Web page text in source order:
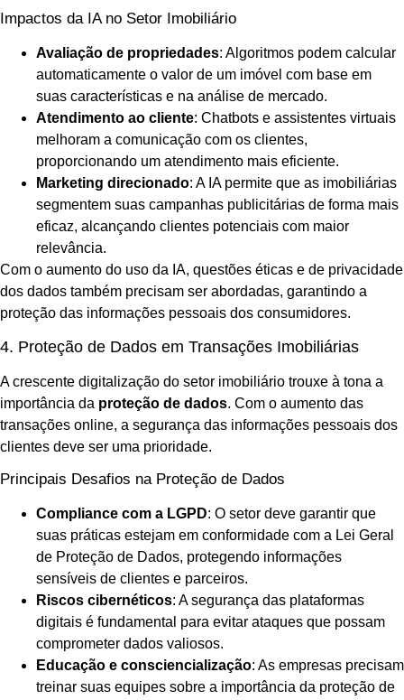
Impactos da IA no Setor Imobiliário
Avaliação de propriedades: Algoritmos podem calcular
automaticamente o valor de um imóvel com base em
suas características e na análise de mercado.
Atendimento ao cliente: Chatbots e assistentes virtuais
melhoram a comunicação com os clientes,
proporcionando um atendimento mais eficiente.
Marketing direcionado: A IA permite que as imobiliárias
segmentem suas campanhas publicitárias de forma mais
eficaz, alcançando clientes potenciais com maior
relevância.
Com o aumento do uso da IA, questões éticas e de privacidade
dos dados também precisam ser abordadas, garantindo a
proteção das informações pessoais dos consumidores.
4. Proteção de Dados em Transações Imobiliárias
A crescente digitalização do setor imobiliário trouxe à tona a
importância da proteção de dados. Com o aumento das
transações online, a segurança das informações pessoais dos
clientes deve ser uma prioridade.
Principais Desafios na Proteção de Dados
Compliance com a LGPD: O setor deve garantir que
suas práticas estejam em conformidade com a Lei Geral
de Proteção de Dados, protegendo informações
sensíveis de clientes e parceiros.
Riscos cibernéticos: A segurança das plataformas
digitais é fundamental para evitar ataques que possam
comprometer dados valiosos.
Educação e consciencialização: As empresas precisam
treinar suas equipes sobre a importância da proteção de